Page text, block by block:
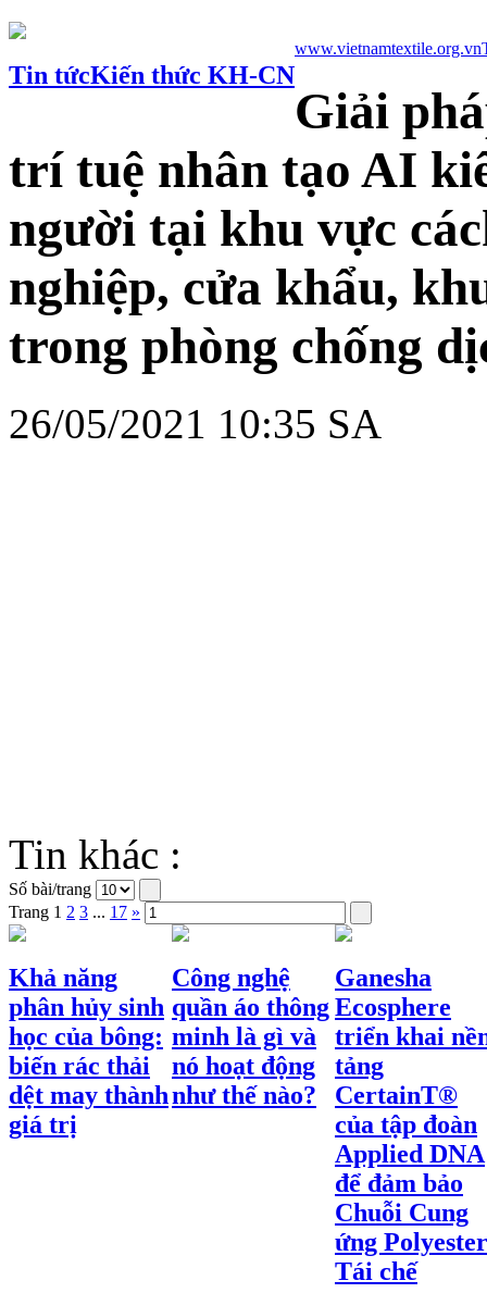
Tin tứcKiến thức KH-CN
www.vietnamtextile.org.vn
Giải
trí tuệ nhân tạo AI
người tại khu vực
nghiệp, cửa khẩu,
trong phòng chống
26/05/2021 10:35 SA
Tin khác :
Số bài/trang
Trang 1 2 3 ... 17 »
Khả năng
phân hủy sinh
học của bông:
biến rác thải
dệt may thành
giá trị
Công nghệ
quần áo thông
minh là gì và
nó hoạt động
như thế nào?
Ganesha
Ecosphere
triển khai
tảng
CertainT®
của tập đoàn
Applied DNA
để đảm bảo
Chuỗi Cung
ứng Polyester
Tái chế